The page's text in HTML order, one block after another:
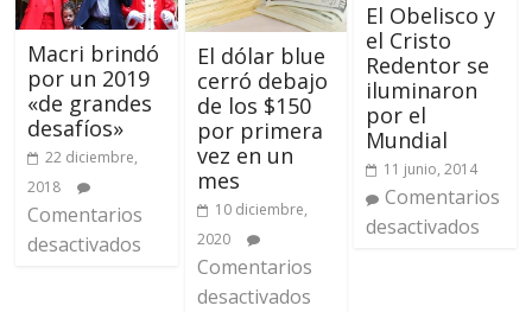
Macri brindó
por un 2019
«de grandes
desafíos»
22 diciembre,
2018
Comentarios
desactivados
El dólar blue
cerró debajo
de los $150
por primera
vez en un
mes
10 diciembre,
2020
Comentarios
desactivados
El Obelisco y
el Cristo
Redentor se
iluminaron
por el
Mundial
11 junio, 2014
Comentarios
desactivados